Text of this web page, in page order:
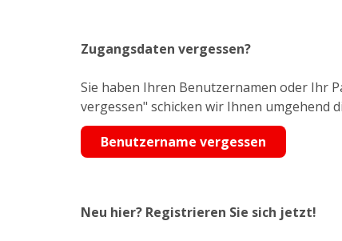
Zugangsdaten vergessen?
Sie haben Ihren Benutzernamen oder Ihr
vergessen" schicken wir Ihnen umgehend
Benutzername vergessen
Neu hier? Registrieren Sie sich jetzt!